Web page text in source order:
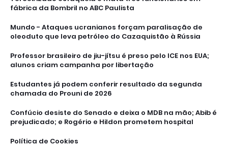
fábrica da Bombril no ABC Paulista
Mundo - Ataques ucranianos forçam paralisação de
oleoduto que leva petróleo do Cazaquistão à Rússia
Professor brasileiro de jiu-jítsu é preso pelo ICE nos EUA;
alunos criam campanha por libertação
Estudantes já podem conferir resultado da segunda
chamada do Prouni de 2026
Confúcio desiste do Senado e deixa o MDB na mão; Abib é
prejudicado; e Rogério e Hildon prometem hospital
Política de Cookies